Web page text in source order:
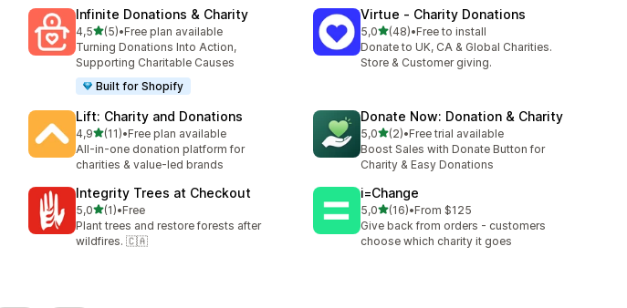
Infinite Donations & Charity
4,5z 5 hvězd
(5)
Celkový počet recenzí: 5
•Free plan available
Turning Donations Into Action,
Supporting Charitable Causes
Built for Shopify
Virtue ‑ Charity Donations
5,0z 5 hvězd
(48)
Celkový počet recenzí: 48
•Free to install
Donate to UK, CA & Global Charities.
Store & Customer giving.
Lift: Charity and Donations
4,9z 5 hvězd
(11)
Celkový počet recenzí: 11
•Free plan available
All-in-one donation platform for
charities & value-led brands
Donate Now: Donation & Charity
5,0z 5 hvězd
(2)
Celkový počet recenzí: 2
•Free trial available
Boost Sales with Donate Button for
Charity & Easy Donations
Integrity Trees at Checkout
5,0z 5 hvězd
(1)
Celkový počet recenzí: 1
•Free
Plant trees and restore forests after
wildfires. 🇨🇦
i=Change
5,0z 5 hvězd
(16)
Celkový počet recenzí: 16
•From $125
Give back from orders - customers
choose which charity it goes